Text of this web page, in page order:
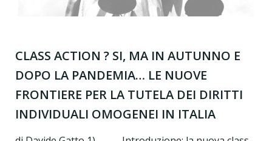
CLASS ACTION ? SI, MA IN AUTUNNO E
DOPO LA PANDEMIA… LE NUOVE
FRONTIERE PER LA TUTELA DEI DIRITTI
INDIVIDUALI OMOGENEI IN ITALIA